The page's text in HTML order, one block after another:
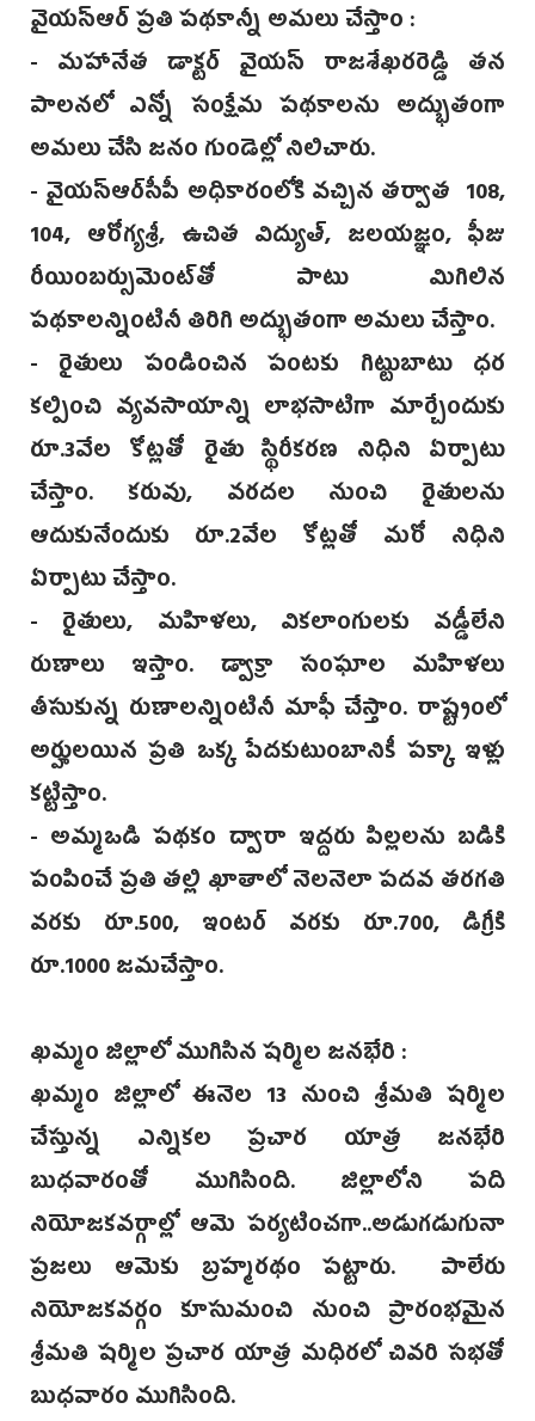
వై‌యస్ఆర్ ప్రతి పథకా‌న్నీ అమలు చేస్తాం :
- మహానేత డాక్టర్ వై‌యస్‌ రాజశేఖరరెడ్డి తన
పాలనలో ఎన్నో సంక్షేమ పథకాలను అద్భుతంగా
అమలు చేసి జనం గుండెల్లో నిలిచారు.
- వైయస్ఆర్‌సీపీ అధికారంలోకి వచ్చిన తర్వాత 108,
104, ఆరోగ్యశ్రీ, ఉచిత విద్యుత్, జలయజ్ఞం, ఫీజు
రీయింబర్సుమెంట్‌తో పాటు మిగిలిన
పథకాలన్నింటినీ తిరిగి అద్భుతంగా అమలు చేస్తాం.
- రైతులు పండించిన పంటకు గిట్టుబాటు ధర
కల్పించి వ్యవసాయాన్ని లాభసాటిగా మార్చేందుకు
రూ.3వేల కోట్లతో రైతు స్థిరీకరణ నిధిని ఏర్పాటు
చేస్తాం. కరువు, వరదల నుంచి రైతులను
ఆదుకునేందుకు రూ.2వేల కోట్లతో మరో నిధిని
ఏర్పాటు చేస్తాం.
- రైతులు, మహిళలు, వికలాంగులకు వడ్డీలేని
రుణాలు ఇస్తాం. డ్వాక్రా సంఘాల మహిళలు
తీసుకున్న రుణాలన్నింటినీ మాఫీ చేస్తాం. రాష్ట్రంలో
అర్హులయిన ప్రతి ఒక్క పేదకుటుంబానికీ పక్కా ఇళ్లు
కట్టిస్తాం.
- అమ్మఒడి పథకం ద్వారా ఇద్దరు పిల్లలను బడికి
పంపించే ప్రతి తల్లి ఖాతాలో నెలనెలా పదవ తరగతి
వరకు రూ.500, ఇంటర్ వరకు రూ.700, డిగ్రీకి
రూ.1000 జమచేస్తాం.
ఖమ్మం జిల్లాలో ముగిసిన షర్మిల జనభేరి :
ఖమ్మం జిల్లాలో ఈనెల 13 నుంచి శ్రీమతి షర్మిల
చేస్తున్న ఎన్నికల ప్రచార యాత్ర జనభేరి
బుధవారంతో ముగిసింది. జిల్లాలోని పది
నియోజకవర్గాల్లో ఆమె పర్యటించగా..అడుగడుగునా
ప్రజలు ఆమెకు బ్రహ్మరథం పట్టారు. పాలేరు
నియోజకవర్గం కూసుమంచి నుంచి ప్రారంభమైన
శ్రీమతి షర్మిల ప్రచార యాత్ర మధిరలో చివరి సభతో
బుధవారం ముగిసింది.